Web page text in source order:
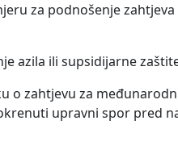
za podnošenje
azila ili supsidijarne
o zahtjevu za
upravni spor pred